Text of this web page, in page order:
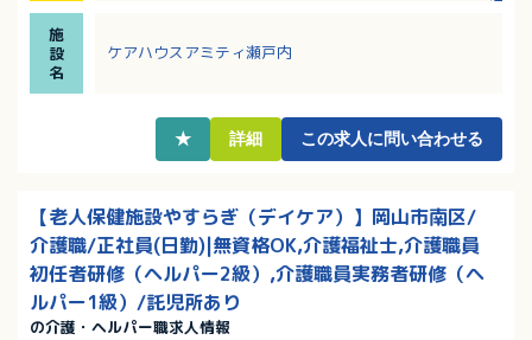
施設があり、多職種との連携体制も抜群！
・定年65歳、再雇用制度あり！長く安定してご活躍い
施
設
名
ケアハウスアミティ瀬戸内
★ 詳細 この求人に問い合わせる
【老人保健施設やすらぎ（デイケア）】岡山市南区/
介護職/正社員(日勤)|無資格OK,介護福祉士,介護職員
初任者研修（ヘルパー2級）,介護職員実務者研修（ヘ
ルパー1級）/託児所あり
の介護・ヘルパー職求人情報